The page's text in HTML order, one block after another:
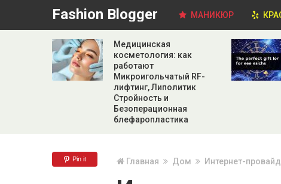
Fashion Blogger МАНИКЮР
Медицинская
косметология: как
работают
Микроигольчатый RF-
лифтинг, Липолитик
Стройность и
Безоперационная
блефаропластика
Pin it Главная Дом Интернет-